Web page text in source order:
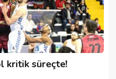
kritik süreçte!